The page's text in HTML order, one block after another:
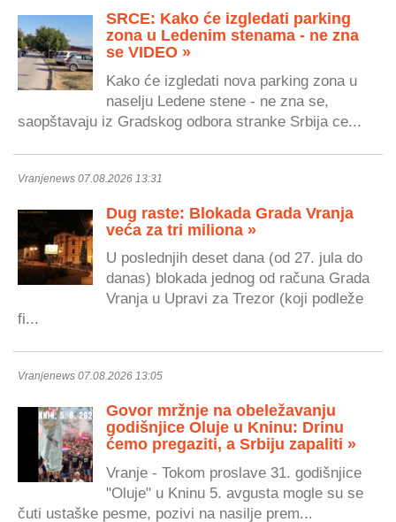
SRCE: Kako će izgledati parking
zona u Ledenim stenama - ne zna
se VIDEO »
Kako će izgledati nova parking zona u
naselju Ledene stene - ne zna se,
saopštavaju iz Gradskog odbora stranke Srbija ce...
Vranjenews 07.08.2026 13:31
Dug raste: Blokada Grada Vranja
veća za tri miliona »
U poslednjih deset dana (od 27. jula do
danas) blokada jednog od računa Grada
Vranja u Upravi za Trezor (koji podleže
fi...
Vranjenews 07.08.2026 13:05
Govor mržnje na obeležavanju
godišnjice Oluje u Kninu: Drinu
ćemo pregaziti, a Srbiju zapaliti »
Vranje - Tokom proslave 31. godišnjice
"Oluje" u Kninu 5. avgusta mogle su se
čuti ustaške pesme, pozivi na nasilje prem...